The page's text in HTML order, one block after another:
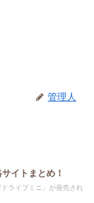
管理人
イトまとめ！
ライブミニ」が発売され